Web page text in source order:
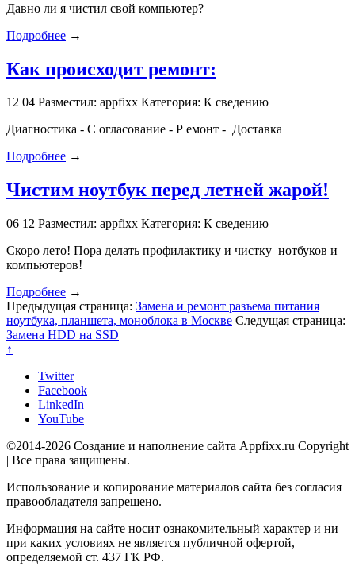
Давно ли я чистил свой компьютер?
Подробнее →
Как происходит ремонт:
12 04 Разместил: appfixx Категория: К сведению
Диагностика - С огласование - Р емонт - Доставка
Подробнее →
Чистим ноутбук перед летней жарой!
06 12 Разместил: appfixx Категория: К сведению
Скоро лето! Пора делать профилактику и чистку нотбуков и
компьютеров!
Подробнее →
Предыдущая страница: Замена и ремонт разъема питания
ноутбука, планшета, моноблока в Москве Следущая страница:
Замена HDD на SSD
↑
Twitter
Facebook
LinkedIn
YouTube
©2014-2026 Создание и наполнение сайта Appfixx.ru Copyright
| Все права защищены.
Использование и копирование материалов сайта без согласия
правообладателя запрещено.
Информация на сайте носит ознакомительный характер и ни
при каких условиях не является публичной офертой,
определяемой ст. 437 ГК РФ.